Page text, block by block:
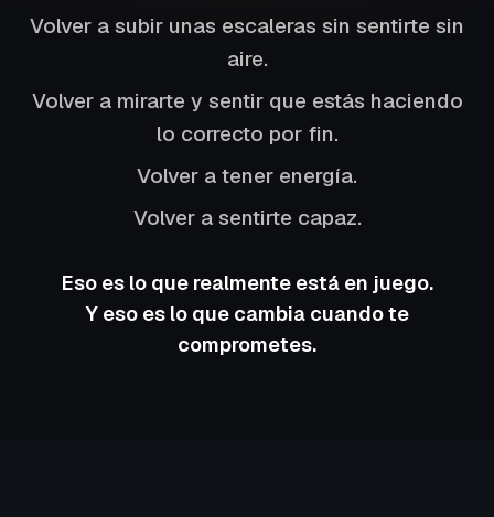
Volver a subir unas escaleras sin sentirte sin
aire.
Volver a mirarte y sentir que estás haciendo
lo correcto por fin.
Volver a tener energía.
Volver a sentirte capaz.
Eso es lo que realmente está en juego.
Y eso es lo que cambia cuando te
comprometes.